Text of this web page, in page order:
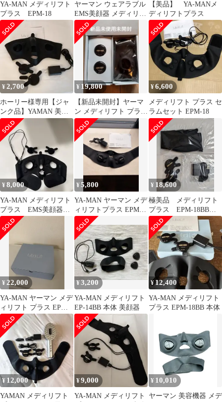
YA-MAN メディリフト
プラス EPM-18
ヤーマン ウェアラブル
EMS美顔器 メディリフ
ト プラス
【美品】 YA-MANメ
ディリフトプラス
¥2,700
ホーリー様専用【ジャ
ンク品】YAMAN 美顔
器 メディリフトプラス
¥ 19,800
【新品未開封】ヤーマ
ン メディリフト プラス
EPM-18BB 美顔器 EMS
¥6,600
メディリフト プラス セ
ラムセット EPM-18
¥8,000
YA-MAN メディリフト
プラス EMS美顔器
EPM18BB
¥5,800
YA-MAN ヤーマン メデ
ィリフトプラス EPM-
18 EMS美顔器 充電器
付
¥ 18,600
極美品 メディリフト
プラス EPM-18BB
マスクは未使用
¥ 22,000
YA-MAN ヤーマン メデ
ィリフト プラス EPM-
18
¥3,200
YA-MAN メディリフト
EP-14BB 本体 美顔器
¥12,400
YA-MAN メディリフト
プラス EPM-18BB 本体
¥ 12,000
YAMAN メディリフト
¥9,000
YA-MAN メディリフト
¥ 10,010
ヤーマン 美容機器 メデ